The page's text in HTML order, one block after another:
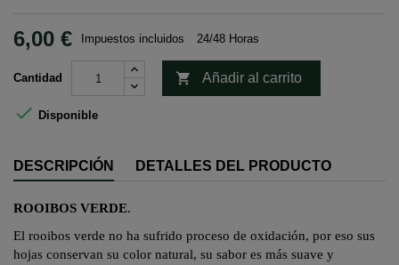
6,00 € Impuestos incluidos 24/48 Horas
Cantidad  Añadir al carrito
 Disponible
DESCRIPCIÓN DETALLES DEL PRODUCTO
ROOIBOS VERDE.
El rooibos verde no ha sufrido proceso de oxidación, por eso sus
hojas conservan su color natural, su sabor es más suave y